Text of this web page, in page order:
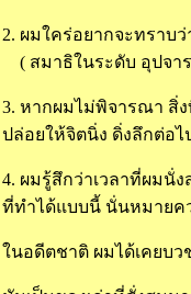
2. ผมใคร่อยากจะทราบ
( สมาธิในระดับ อุปจา
3. หากผมไม่พิจารณา สิ่
ปล่อยให้จิตนิ่ง ดิ่งลึกต่อ
4. ผมรู้สึกว่าเวลาที่ผมนั่
ที่ทำได้แบบนี้ นั่นหมายค
ในอดีตชาติ ผมได้เคยบ